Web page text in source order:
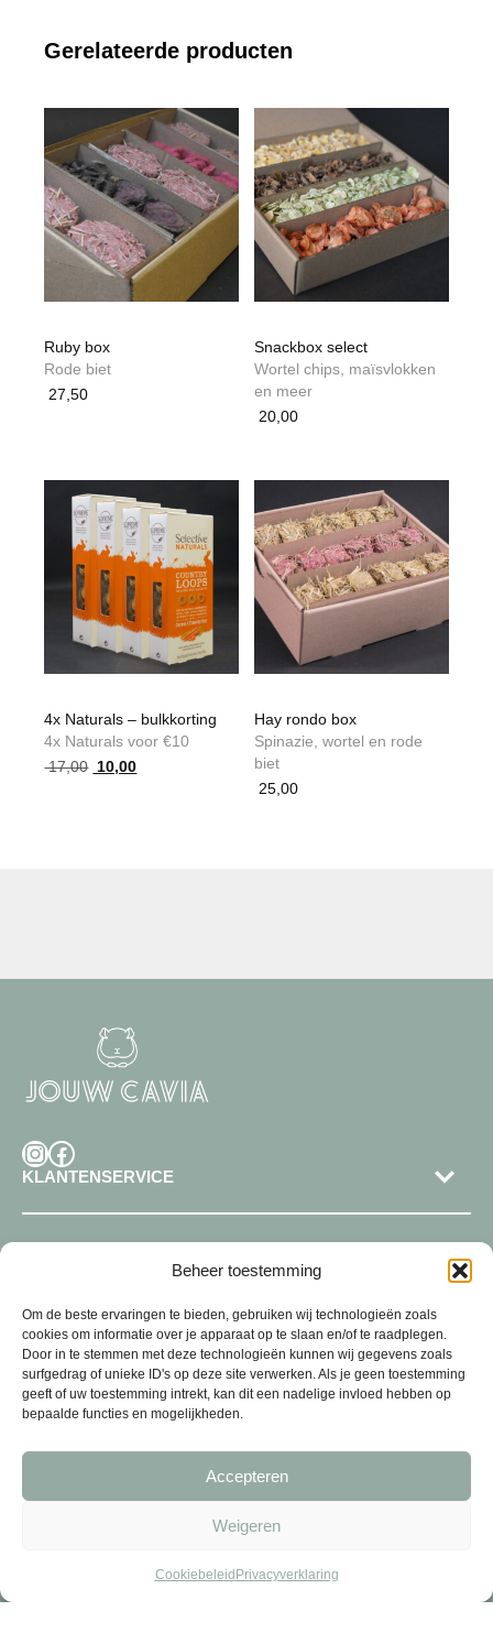
Beheer toestemming
Om de beste ervaringen te bieden, gebruiken wij technologieën zoals
cookies om informatie over je apparaat op te slaan en/of te raadplegen.
Door in te stemmen met deze technologieën kunnen wij gegevens zoals
surfgedrag of unieke ID's op deze site verwerken. Als je geen toestemming
geeft of uw toestemming intrekt, kan dit een nadelige invloed hebben op
bepaalde functies en mogelijkheden.
Accepteren
Weigeren
Cookiebeleid Privacyverklaring
Gerelateerde producten
Ruby box
Rode biet
27,50
Snackbox select
Wortel chips, maïsvlokken
en meer
20,00
4x Naturals – bulkkorting
4x Naturals voor €10
17,00 Oorspronkelijke
10,00Huidige
productpagina
Hay rondo box
Spinazie, wortel en rode
biet
25,00
InstagramFacebook
KLANTENSERVICE